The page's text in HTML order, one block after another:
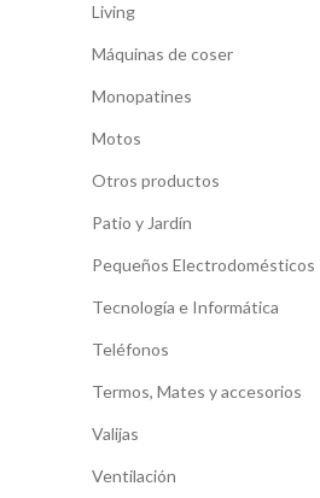
Living
Máquinas de coser
Monopatines
Motos
Otros productos
Patio y Jardín
Pequeños Electrodomésticos
Tecnología e Informática
Teléfonos
Termos, Mates y accesorios
Valijas
Ventilación